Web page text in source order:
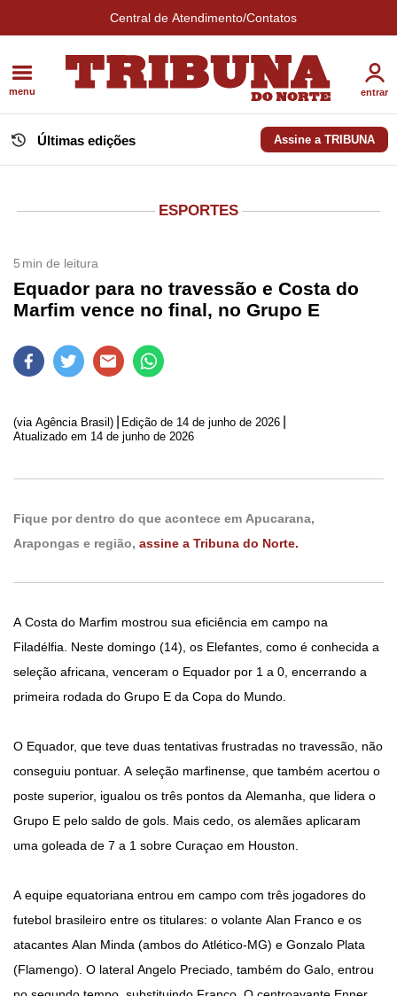
Central de Atendimento/Contatos
menu entrar
Últimas edições Assine a TRIBUNA
ESPORTES
5 min de leitura
Equador para no travessão e Costa do
Marfim vence no final, no Grupo E
(via Agência Brasil) Edição de 14 de junho de 2026
Atualizado em 14 de junho de 2026
Fique por dentro do que acontece em Apucarana,
Arapongas e região, assine a Tribuna do Norte.
A Costa do Marfim mostrou sua eficiência em campo na
Filadélfia. Neste domingo (14), os Elefantes, como é conhecida a
seleção africana, venceram o Equador por 1 a 0, encerrando a
primeira rodada do Grupo E da Copa do Mundo.
O Equador, que teve duas tentativas frustradas no travessão, não
conseguiu pontuar. A seleção marfinense, que também acertou o
poste superior, igualou os três pontos da Alemanha, que lidera o
Grupo E pelo saldo de gols. Mais cedo, os alemães aplicaram
uma goleada de 7 a 1 sobre Curaçao em Houston.
A equipe equatoriana entrou em campo com três jogadores do
futebol brasileiro entre os titulares: o volante Alan Franco e os
atacantes Alan Minda (ambos do Atlético-MG) e Gonzalo Plata
(Flamengo). O lateral Angelo Preciado, também do Galo, entrou